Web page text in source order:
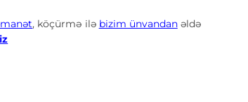
, köçürmə ilə bizim ünvandanəldə